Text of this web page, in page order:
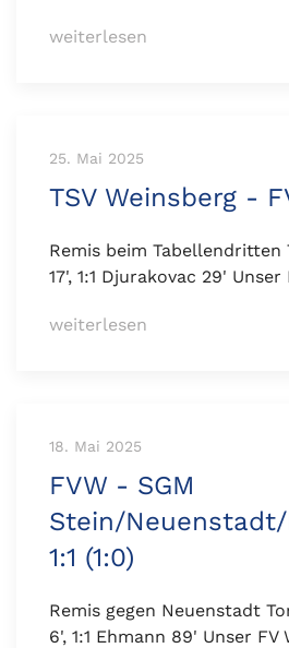
weiterlesen
25. Mai 2025
TSV Weinsberg -
Remis beim Tabellendritten
17', 1:1 Djurakovac 29' Unser
weiterlesen
18. Mai 2025
FVW - SGM
Stein/
1:1 (1:0)
Remis gegen Neuenstadt
6', 1:1 Ehmann 89' Unser